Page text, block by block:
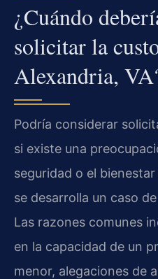
¿Cuándo
solicitar la
Alexandria,
Podría considerar
si existe una
seguridad o el
se desarrolla un caso
Las razones comunes
en la capacidad de un
menor, alegaciones de